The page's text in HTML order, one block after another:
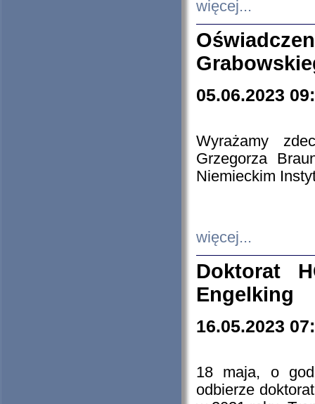
więcej...
05.06.2023
Wyrażamy
Grzegorza
Niemieckim
więcej...
Doktorat
Engelking
16.05.2023
18 maja, o
odbierze